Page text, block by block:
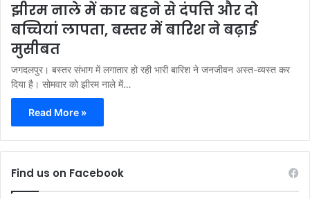
झीरम नाले में कार बहने से दंपत्ति और दो
बच्चियां लापता, बस्तर में बारिश ने बढ़ाई
मुसीबत
जगदलपुर। बस्तर संभाग में लगातार हो रही भारी बारिश ने जनजीवन अस्त-व्यस्त कर
दिया है। सोमवार को झीरम नाले में…
Read More »
Find us on Facebook